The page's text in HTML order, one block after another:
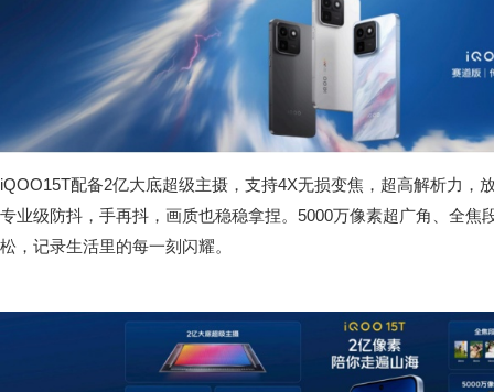
iQOO15T配备2亿大底超级主摄，支持4X无损变焦，超高解析力，
专业级防抖，手再抖，画质也稳稳拿捏。5000万像素超广角、全焦
松，记录生活里的每一刻闪耀。